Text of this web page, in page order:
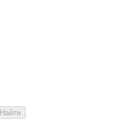
Найти